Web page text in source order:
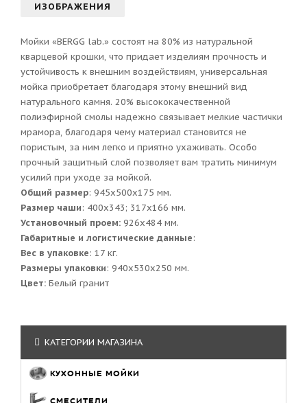
ИЗОБРАЖЕНИЯ
Мойки «BERGG lab.» состоят на 80% из натуральной
кварцевой крошки, что придает изделиям прочность и
устойчивость к внешним воздействиям, универсальная
мойка приобретает благодаря этому внешний вид
натурального камня. 20% высококачественной
полиэфирной смолы надежно связывает мелкие частички
мрамора, благодаря чему материал становится не
пористым, за ним легко и приятно ухаживать. Особо
прочный защитный слой позволяет вам тратить минимум
усилий при уходе за мойкой.
Общий размер: 945x500x175 мм.
Размер чаши: 400х343; 317х166 мм.
Установочный проем: 926x484 мм.
Габаритные и логистические данные:
Вес в упаковке: 17 кг.
Размеры упаковки: 940x530x250 мм.
Цвет: Белый гранит
КАТЕГОРИИ МАГАЗИНА
КУХОННЫЕ МОЙКИ